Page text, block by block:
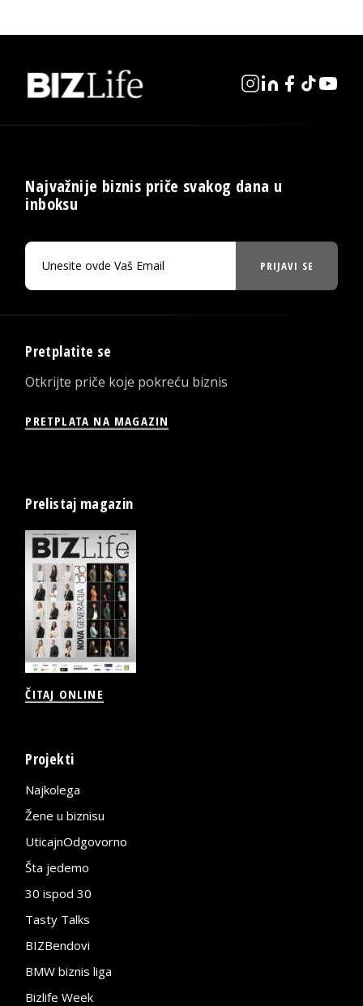
Najvažnije biznis priče svakog dana u
inboksu
PRIJAVI SE
Pretplatite se
Otkrijte priče koje pokreću biznis
PRETPLATA NA MAGAZIN
Prelistaj magazin
ČITAJ ONLINE
Projekti
Najkolega
Žene u biznisu
UticajnOdgovorno
Šta jedemo
30 ispod 30
Tasty Talks
BIZBendovi
BMW biznis liga
Bizlife Week